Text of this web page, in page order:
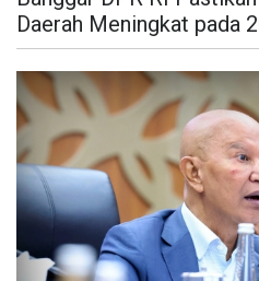
Daerah Meningkat pada